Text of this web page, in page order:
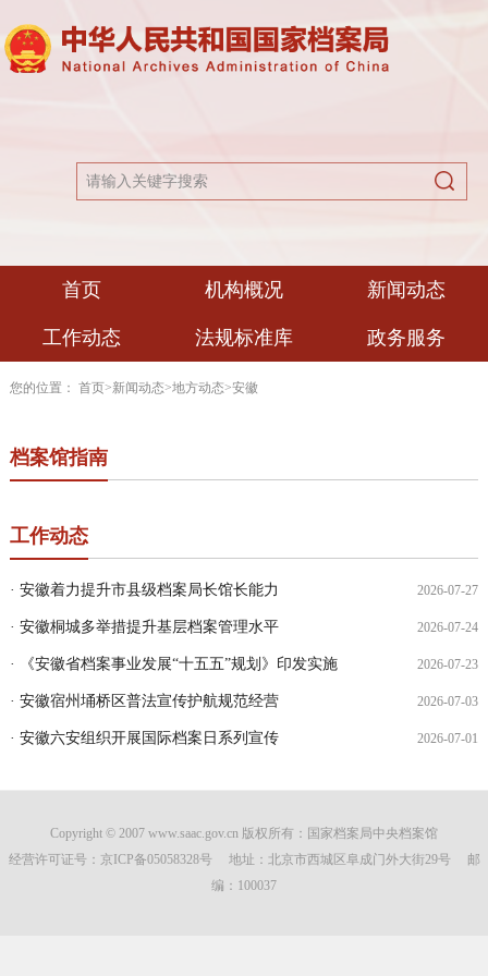
首页 机构概况 新闻动态
工作动态 法规标准库 政务服务
您的位置： 首页>新闻动态>地方动态>安徽
档案馆指南
工作动态
2026-07-27
· 安徽着力提升市县级档案局长馆长能力
2026-07-24
· 安徽桐城多举措提升基层档案管理水平
2026-07-23
· 《安徽省档案事业发展“十五五”规划》印发实施
2026-07-03
· 安徽宿州埇桥区普法宣传护航规范经营
2026-07-01
· 安徽六安组织开展国际档案日系列宣传
Copyright © 2007 www.saac.gov.cn 版权所有：国家档案局中央档案馆
经营许可证号： 京ICP备05058328号地址：北京市西城区阜成门外大街29号 邮
编：100037